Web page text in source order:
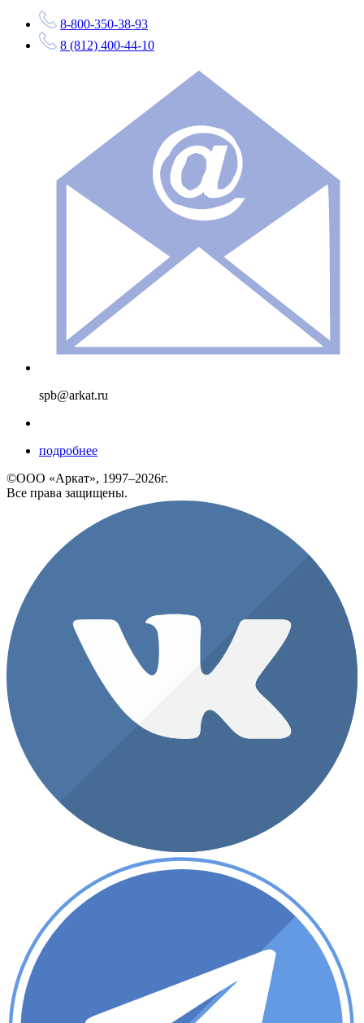
8-800-350-38-93
8 (812) 400-44-10
spb@arkat.ru
подробнее
©ООО «Аркат», 1997–2026г.
Все права защищены.